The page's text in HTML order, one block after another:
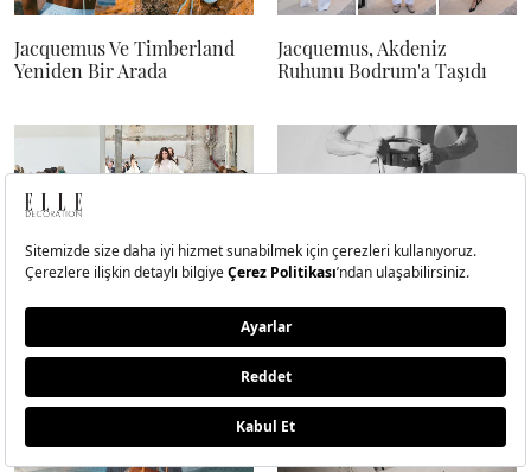
Jacquemus Ve Timberland
Yeniden Bir Arada
Jacquemus, Akdeniz
Ruhunu Bodrum'a Taşıdı
Paris Moda Haftası
Mugler'ın Yeni Dönemi Bir